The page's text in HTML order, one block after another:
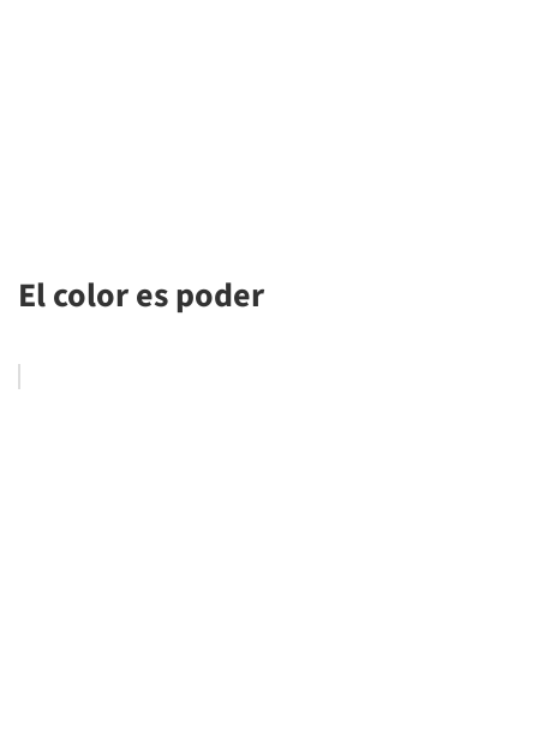
El color es poder